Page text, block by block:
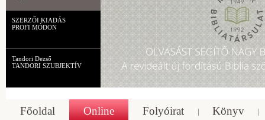
SZERZŐI KIADÁS
PROFI MÓDON
Tandori Dezső
TANDORI SZUBJEKTÍV
Főoldal Online Folyóirat Könyv